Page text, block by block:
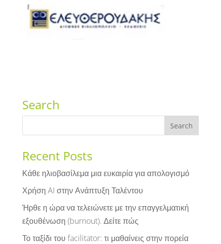
Search
Recent Posts
Κάθε ηλιοβασίλεμα μια ευκαιρία για απολογισμό
Χρήση AI στην Ανάπτυξη Ταλέντου
Ήρθε η ώρα να τελειώνετε με την επαγγελματική
εξουθένωση (burnout). Δείτε πώς
Το ταξίδι του facilitator: τι μαθαίνεις στην πορεία